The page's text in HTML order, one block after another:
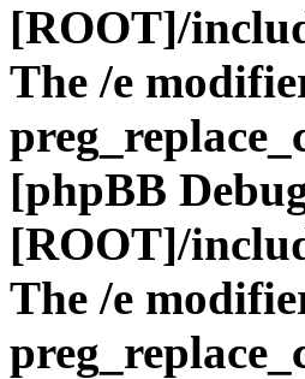
[ROOT]/
The /e
[phpBB
[ROOT]/
The /e